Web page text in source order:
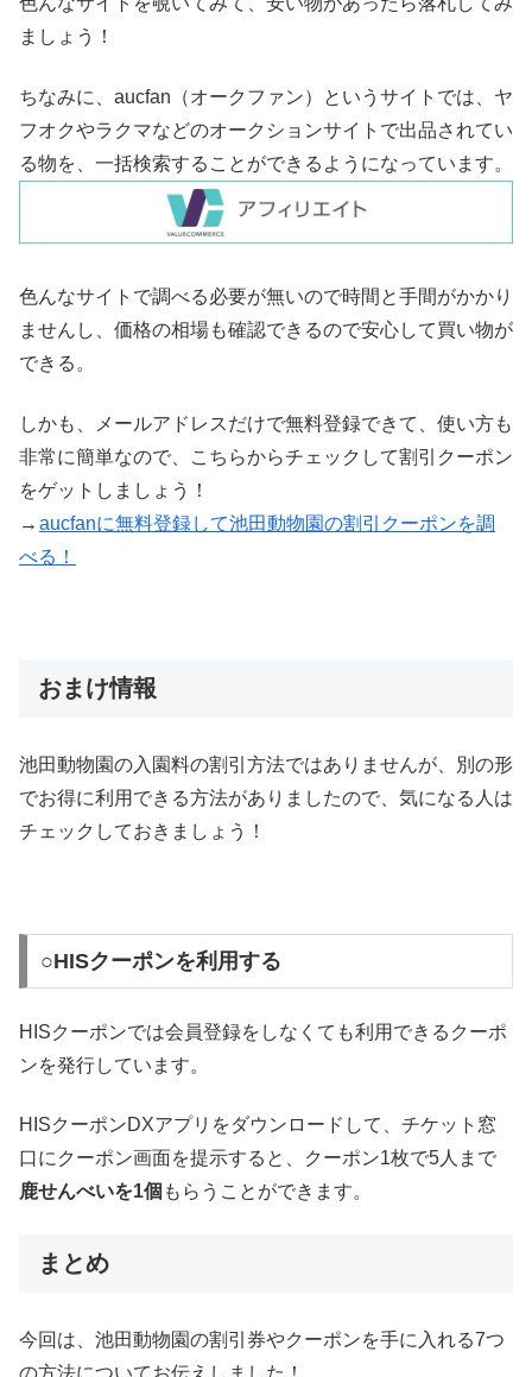
ましょう！
ちなみに、aucfan（オークファン）というサイトでは、ヤ
フオクやラクマなどのオークションサイトで出品されてい
る物を、一括検索することができるようになっています。
色んなサイトで調べる必要が無いので時間と手間がかかり
ませんし、価格の相場も確認できるので安心して買い物が
できる。
しかも、メールアドレスだけで無料登録できて、使い方も
非常に簡単なので、こちらからチェックして割引クーポン
をゲットしましょう！
→ aucfanに無料登録して池田動物園の割引クーポンを調
べる！
おまけ情報
池田動物園の入園料の割引方法ではありませんが、別の形
でお得に利用できる方法がありましたので、気になる人は
チェックしておきましょう！
○HISクーポンを利用する
HISクーポンでは会員登録をしなくても利用できるクーポ
ンを発行しています。
HISクーポンDXアプリをダウンロードして、チケット窓
口にクーポン画面を提示すると、クーポン1枚で5人まで
鹿せんべいを1個 もらうことができます。
まとめ
今回は、池田動物園の割引券やクーポンを手に入れる7つ
の方法についてお伝えしました！